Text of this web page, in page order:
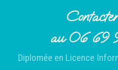
au 06 69
Diplomée en Licence